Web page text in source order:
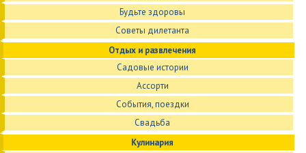
Будьте здоровы
Советы дилетанта
Отдых и развлечения
Садовые истории
Ассорти
События, поездки
Свадьба
Кулинария